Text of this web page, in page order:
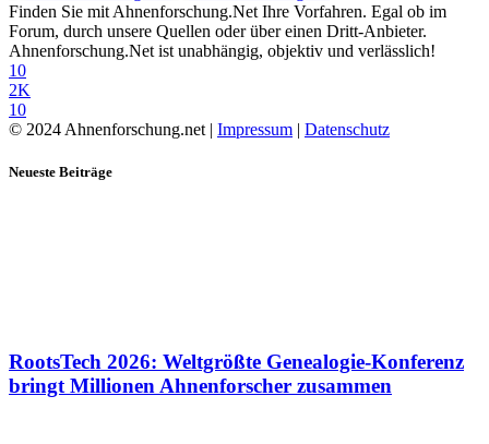
Finden Sie mit Ahnenforschung.Net Ihre Vorfahren. Egal ob im
Forum, durch unsere Quellen oder über einen Dritt-Anbieter.
Ahnenforschung.Net ist unabhängig, objektiv und verlässlich!
10
2K
10
© 2024 Ahnenforschung.net | Impressum | Datenschutz
Neueste Beiträge
RootsTech 2026: Weltgrößte Genealogie-Konferenz
bringt Millionen Ahnenforscher zusammen